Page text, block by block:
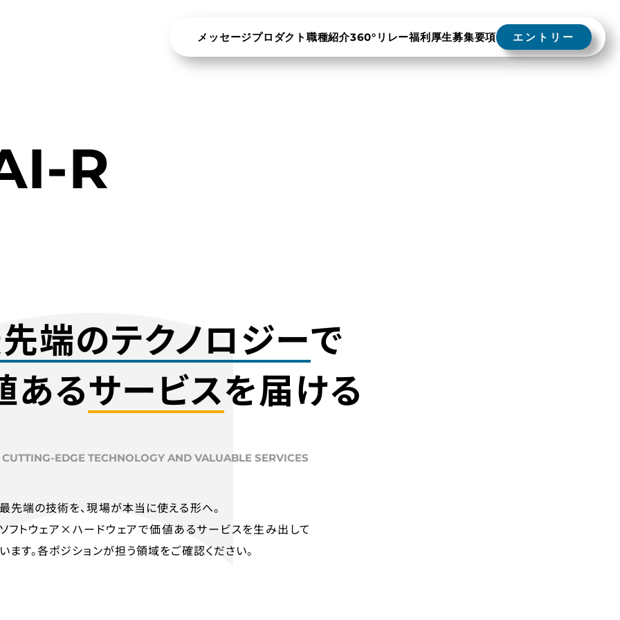
メッセージプロダクト 職種紹介360°リレー福利厚生募集要項 エントリー
R
端のテクノロジーで
あるサービスを届ける
CUTTING-EDGE TECHNOLOGY AND VALUABLE SERVICES
先端の技術を、現場が本当に使える形へ。
フトウェア×ハードウェアで価値あるサービスを生み出して
ます。各ポジションが担う領域をご確認ください。